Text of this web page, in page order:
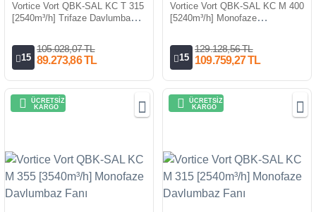
Vortice Vort QBK-SAL KC T 315
[2540m³/h] Trifaze Davlumbaz
15
105.028,07 TL
89.273,86 TL
Vortice Vort QBK-SAL KC M 400
[5240m³/h] Monofaze
15
129.128,56 TL
109.759,27 TL
ÜCRETSİZ
KARGO
ÜCRETSİZ
KARGO